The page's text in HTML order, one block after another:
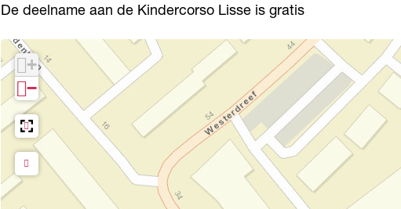
De deelname aan de Kindercorso Lisse is gratis
+
−